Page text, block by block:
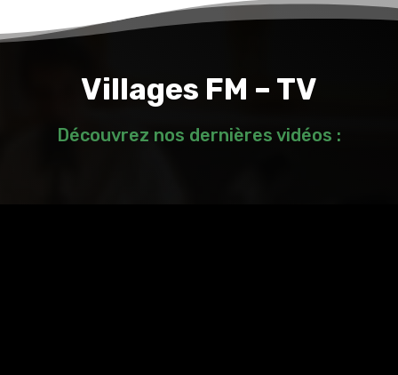
Villages FM – TV
Découvrez nos dernières vidéos :